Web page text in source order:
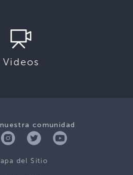
Videos
comunidad
del Sitio